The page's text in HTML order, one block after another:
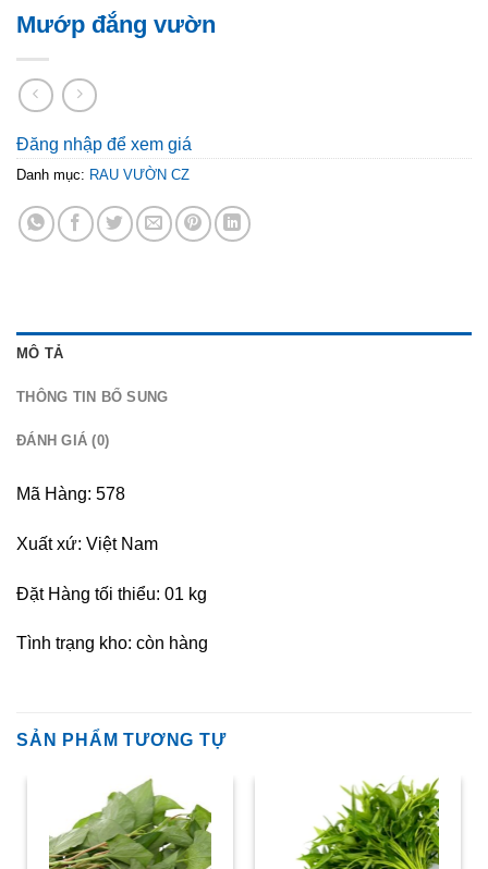
Mướp đắng vườn
Đăng nhập để xem giá
Danh mục: RAU VƯỜN CZ
MÔ TẢ
THÔNG TIN BỔ SUNG
ĐÁNH GIÁ (0)
Mã Hàng: 578
Xuất xứ: Việt Nam
Đặt Hàng tối thiểu: 01 kg
Tình trạng kho: còn hàng
SẢN PHẨM TƯƠNG TỰ